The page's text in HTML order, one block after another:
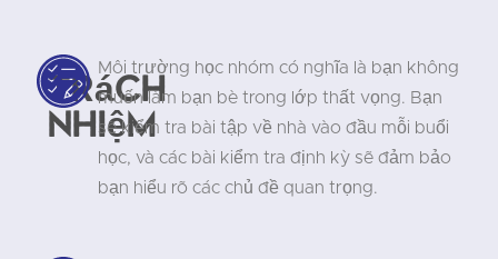
Trách
nhiệm
Môi trường học nhóm có nghĩa là bạn không
muốn làm bạn bè trong lớp thất vọng. Bạn
sẽ kiểm tra bài tập về nhà vào đầu mỗi buổi
học, và các bài kiểm tra định kỳ sẽ đảm bảo
bạn hiểu rõ các chủ đề quan trọng.